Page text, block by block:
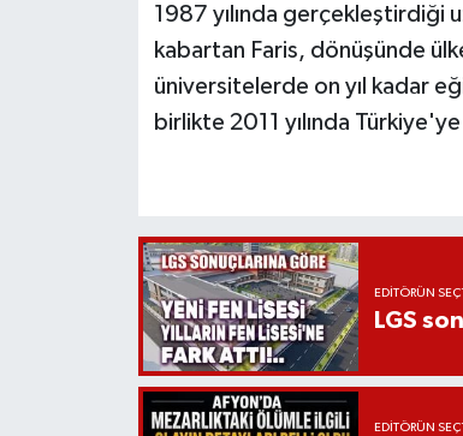
1987 yılında gerçekleştirdiği
kabartan Faris, dönüşünde
üniversitelerde on yıl kadar
birlikte 2011 yılında
EDITÖRÜN
LGS
EDITÖRÜN